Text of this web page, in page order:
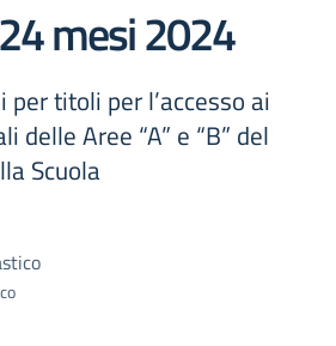
mesi 2024
per titoli per l’accesso ai
delle Aree “A” e “B” del
Scuola